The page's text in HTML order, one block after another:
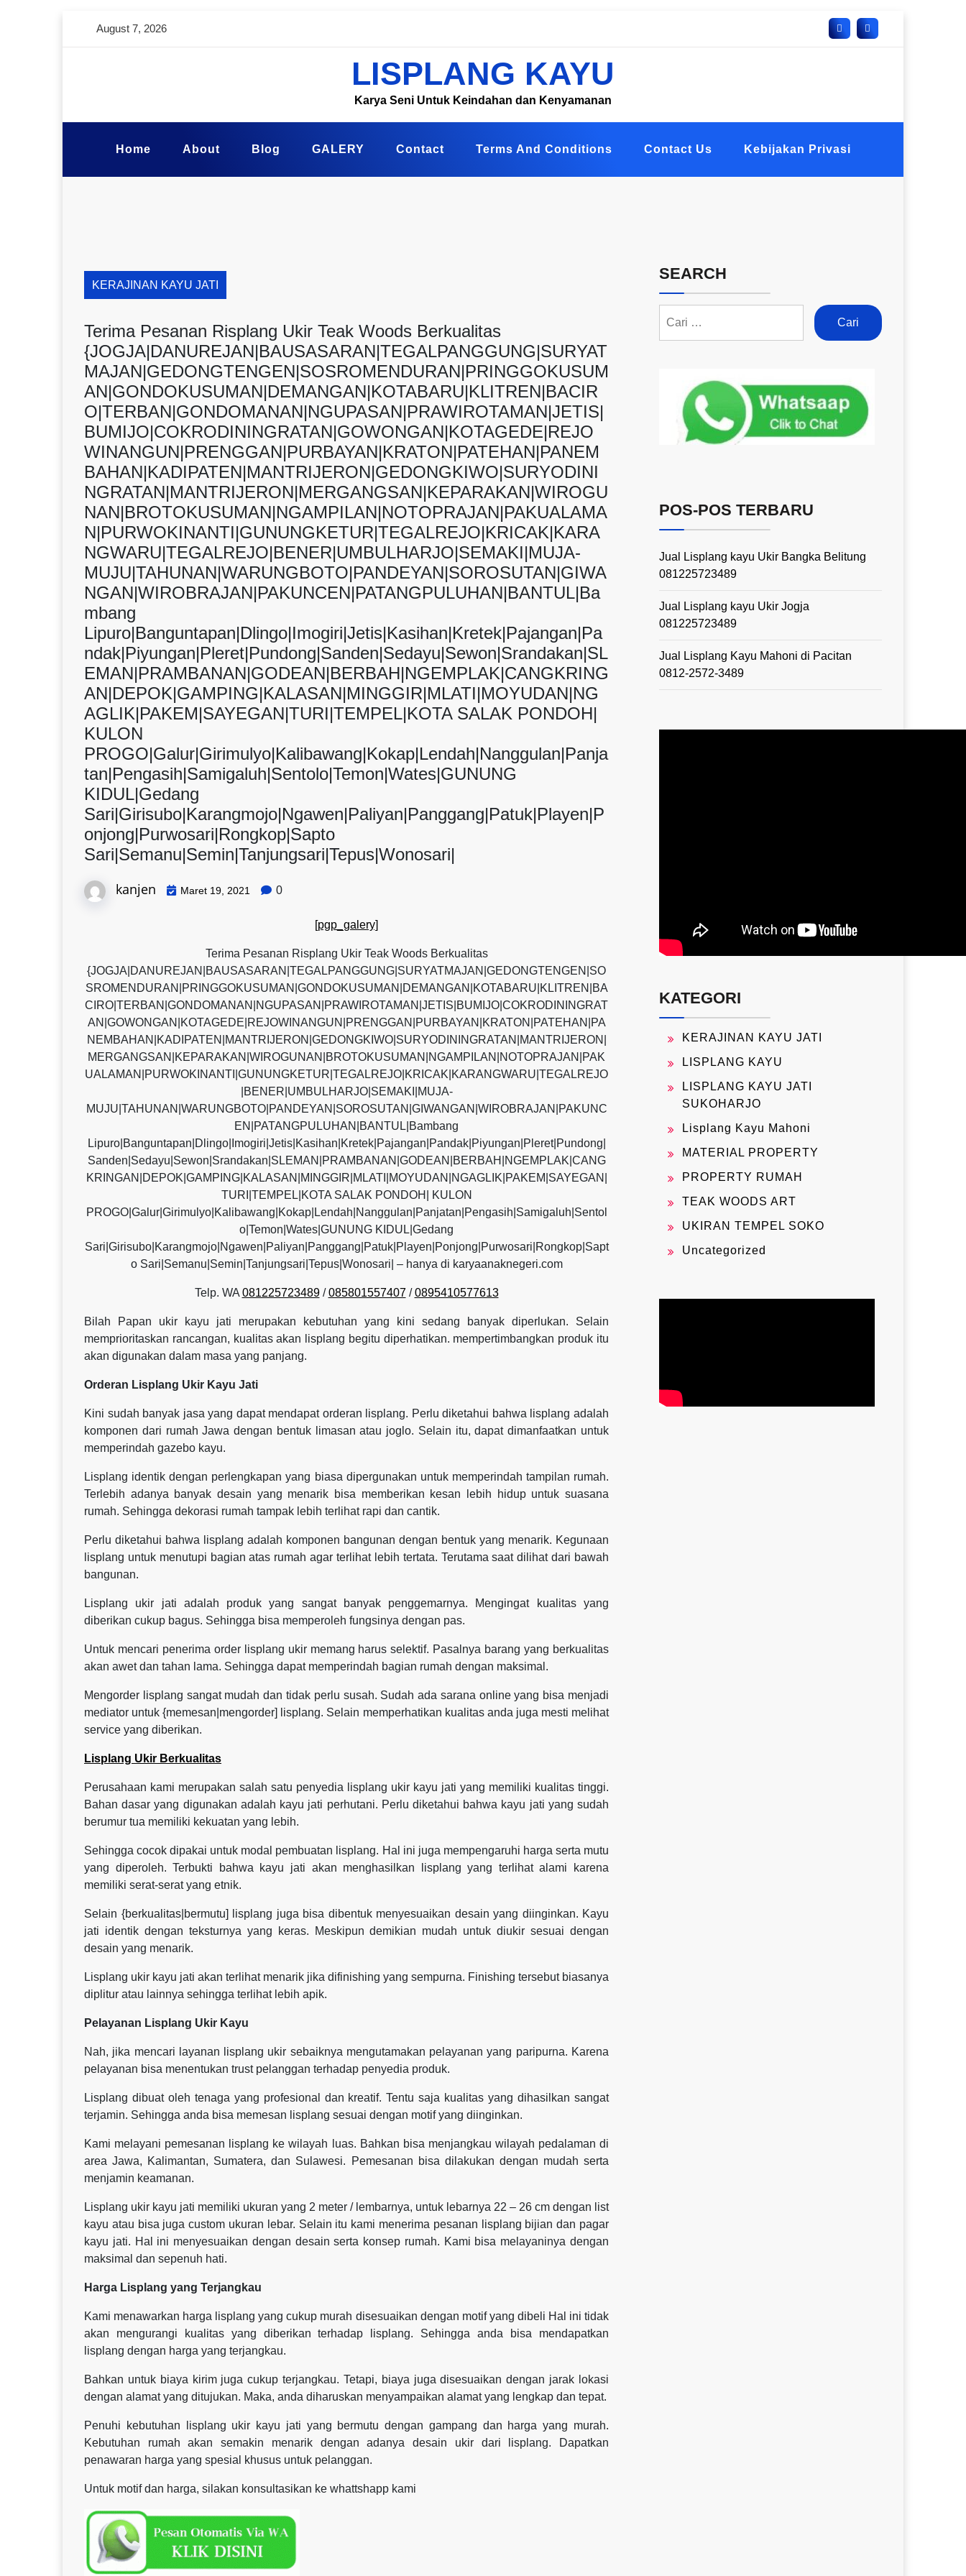
August 7, 2026
LISPLANG KAYU
Karya Seni Untuk Keindahan dan Kenyamanan
Home About Blog GALERY Contact Terms And Conditions Contact Us Kebijakan Privasi
KERAJINAN KAYU JATI
Terima Pesanan Risplang Ukir Teak Woods Berkualitas
{JOGJA|DANUREJAN|BAUSASARAN|TEGALPANGGUNG|SURYAT
MAJAN|GEDONGTENGEN|SOSROMENDURAN|PRINGGOKUSUM
AN|GONDOKUSUMAN|DEMANGAN|KOTABARU|KLITREN|BACIR
O|TERBAN|GONDOMANAN|NGUPASAN|PRAWIROTAMAN|JETIS|
BUMIJO|COKRODININGRATAN|GOWONGAN|KOTAGEDE|REJO
WINANGUN|PRENGGAN|PURBAYAN|KRATON|PATEHAN|PANEM
BAHAN|KADIPATEN|MANTRIJERON|GEDONGKIWO|SURYODINI
NGRATAN|MANTRIJERON|MERGANGSAN|KEPARAKAN|WIROGU
NAN|BROTOKUSUMAN|NGAMPILAN|NOTOPRAJAN|PAKUALAMA
N|PURWOKINANTI|GUNUNGKETUR|TEGALREJO|KRICAK|KARA
NGWARU|TEGALREJO|BENER|UMBULHARJO|SEMAKI|MUJA-
MUJU|TAHUNAN|WARUNGBOTO|PANDEYAN|SOROSUTAN|GIWA
NGAN|WIROBRAJAN|PAKUNCEN|PATANGPULUHAN|BANTUL|Ba
mbang
Lipuro|Banguntapan|Dlingo|Imogiri|Jetis|Kasihan|Kretek|Pajangan|Pa
ndak|Piyungan|Pleret|Pundong|Sanden|Sedayu|Sewon|Srandakan|SL
EMAN|PRAMBANAN|GODEAN|BERBAH|NGEMPLAK|CANGKRING
AN|DEPOK|GAMPING|KALASAN|MINGGIR|MLATI|MOYUDAN|NG
AGLIK|PAKEM|SAYEGAN|TURI|TEMPEL|KOTA SALAK PONDOH|
KULON
PROGO|Galur|Girimulyo|Kalibawang|Kokap|Lendah|Nanggulan|Panja
tan|Pengasih|Samigaluh|Sentolo|Temon|Wates|GUNUNG
KIDUL|Gedang
Sari|Girisubo|Karangmojo|Ngawen|Paliyan|Panggang|Patuk|Playen|P
onjong|Purwosari|Rongkop|Sapto
Sari|Semanu|Semin|Tanjungsari|Tepus|Wonosari|
kanjen Maret 19, 2021 0
[pgp_galery]
Terima Pesanan Risplang Ukir Teak Woods Berkualitas
{JOGJA|DANUREJAN|BAUSASARAN|TEGALPANGGUNG|SURYATMAJAN|GEDONGTENGEN|SO
SROMENDURAN|PRINGGOKUSUMAN|GONDOKUSUMAN|DEMANGAN|KOTABARU|KLITREN|BA
CIRO|TERBAN|GONDOMANAN|NGUPASAN|PRAWIROTAMAN|JETIS|BUMIJO|COKRODININGRAT
AN|GOWONGAN|KOTAGEDE|REJOWINANGUN|PRENGGAN|PURBAYAN|KRATON|PATEHAN|PA
NEMBAHAN|KADIPATEN|MANTRIJERON|GEDONGKIWO|SURYODININGRATAN|MANTRIJERON|
MERGANGSAN|KEPARAKAN|WIROGUNAN|BROTOKUSUMAN|NGAMPILAN|NOTOPRAJAN|PAK
UALAMAN|PURWOKINANTI|GUNUNGKETUR|TEGALREJO|KRICAK|KARANGWARU|TEGALREJO
|BENER|UMBULHARJO|SEMAKI|MUJA-
MUJU|TAHUNAN|WARUNGBOTO|PANDEYAN|SOROSUTAN|GIWANGAN|WIROBRAJAN|PAKUNC
EN|PATANGPULUHAN|BANTUL|Bambang
Lipuro|Banguntapan|Dlingo|Imogiri|Jetis|Kasihan|Kretek|Pajangan|Pandak|Piyungan|Pleret|Pundong|
Sanden|Sedayu|Sewon|Srandakan|SLEMAN|PRAMBANAN|GODEAN|BERBAH|NGEMPLAK|CANG
KRINGAN|DEPOK|GAMPING|KALASAN|MINGGIR|MLATI|MOYUDAN|NGAGLIK|PAKEM|SAYEGAN|
TURI|TEMPEL|KOTA SALAK PONDOH| KULON
PROGO|Galur|Girimulyo|Kalibawang|Kokap|Lendah|Nanggulan|Panjatan|Pengasih|Samigaluh|Sentol
o|Temon|Wates|GUNUNG KIDUL|Gedang
Sari|Girisubo|Karangmojo|Ngawen|Paliyan|Panggang|Patuk|Playen|Ponjong|Purwosari|Rongkop|Sapt
o Sari|Semanu|Semin|Tanjungsari|Tepus|Wonosari| – hanya di karyaanaknegeri.com
Telp. WA 081225723489/085801557407/0895410577613
Bilah Papan ukir kayu jati merupakan kebutuhan yang kini sedang banyak diperlukan. Selain
memprioritaskan rancangan, kualitas akan lisplang begitu diperhatikan. mempertimbangkan produk itu
akan digunakan dalam masa yang panjang.
Orderan Lisplang Ukir Kayu Jati
Kini sudah banyak jasa yang dapat mendapat orderan lisplang. Perlu diketahui bahwa lisplang adalah
komponen dari rumah Jawa dengan bentuk limasan atau joglo. Selain itu, dapat dimanfaatkan untuk
memperindah gazebo kayu.
Lisplang identik dengan perlengkapan yang biasa dipergunakan untuk memperindah tampilan rumah.
Terlebih adanya banyak desain yang menarik bisa memberikan kesan lebih hidup untuk suasana
rumah. Sehingga dekorasi rumah tampak lebih terlihat rapi dan cantik.
Perlu diketahui bahwa lisplang adalah komponen bangunan dengan bentuk yang menarik. Kegunaan
lisplang untuk menutupi bagian atas rumah agar terlihat lebih tertata. Terutama saat dilihat dari bawah
bangunan.
Lisplang ukir jati adalah produk yang sangat banyak penggemarnya. Mengingat kualitas yang
diberikan cukup bagus. Sehingga bisa memperoleh fungsinya dengan pas.
Untuk mencari penerima order lisplang ukir memang harus selektif. Pasalnya barang yang berkualitas
akan awet dan tahan lama. Sehingga dapat memperindah bagian rumah dengan maksimal.
Mengorder lisplang sangat mudah dan tidak perlu susah. Sudah ada sarana online yang bisa menjadi
mediator untuk {memesan|mengorder] lisplang. Selain memperhatikan kualitas anda juga mesti melihat
service yang diberikan.
Lisplang Ukir Berkualitas
Perusahaan kami merupakan salah satu penyedia lisplang ukir kayu jati yang memiliki kualitas tinggi.
Bahan dasar yang digunakan adalah kayu jati perhutani. Perlu diketahui bahwa kayu jati yang sudah
berumur tua memiliki kekuatan yang lebih.
Sehingga cocok dipakai untuk modal pembuatan lisplang. Hal ini juga mempengaruhi harga serta mutu
yang diperoleh. Terbukti bahwa kayu jati akan menghasilkan lisplang yang terlihat alami karena
memiliki serat-serat yang etnik.
Selain {berkualitas|bermutu] lisplang juga bisa dibentuk menyesuaikan desain yang diinginkan. Kayu
jati identik dengan teksturnya yang keras. Meskipun demikian mudah untuk diukir sesuai dengan
desain yang menarik.
Lisplang ukir kayu jati akan terlihat menarik jika difinishing yang sempurna. Finishing tersebut biasanya
diplitur atau lainnya sehingga terlihat lebih apik.
Pelayanan Lisplang Ukir Kayu
Nah, jika mencari layanan lisplang ukir sebaiknya mengutamakan pelayanan yang paripurna. Karena
pelayanan bisa menentukan trust pelanggan terhadap penyedia produk.
Lisplang dibuat oleh tenaga yang profesional dan kreatif. Tentu saja kualitas yang dihasilkan sangat
terjamin. Sehingga anda bisa memesan lisplang sesuai dengan motif yang diinginkan.
Kami melayani pemesanan lisplang ke wilayah luas. Bahkan bisa menjangkau wilayah pedalaman di
area Jawa, Kalimantan, Sumatera, dan Sulawesi. Pemesanan bisa dilakukan dengan mudah serta
menjamin keamanan.
Lisplang ukir kayu jati memiliki ukuran yang 2 meter / lembarnya, untuk lebarnya 22 – 26 cm dengan list
kayu atau bisa juga custom ukuran lebar. Selain itu kami menerima pesanan lisplang bijian dan pagar
kayu jati. Hal ini menyesuaikan dengan desain serta konsep rumah. Kami bisa melayaninya dengan
maksimal dan sepenuh hati.
Harga Lisplang yang Terjangkau
Kami menawarkan harga lisplang yang cukup murah disesuaikan dengan motif yang dibeli Hal ini tidak
akan mengurangi kualitas yang diberikan terhadap lisplang. Sehingga anda bisa mendapatkan
lisplang dengan harga yang terjangkau.
Bahkan untuk biaya kirim juga cukup terjangkau. Tetapi, biaya juga disesuaikan dengan jarak lokasi
dengan alamat yang ditujukan. Maka, anda diharuskan menyampaikan alamat yang lengkap dan tepat.
Penuhi kebutuhan lisplang ukir kayu jati yang bermutu dengan gampang dan harga yang murah.
Kebutuhan rumah akan semakin menarik dengan adanya desain ukir dari lisplang. Dapatkan
penawaran harga yang spesial khusus untuk pelanggan.
Untuk motif dan harga, silakan konsultasikan ke whattshapp kami
SEARCH
POS-POS TERBARU
Jual Lisplang kayu Ukir Bangka Belitung
081225723489
Jual Lisplang kayu Ukir Jogja
081225723489
Jual Lisplang Kayu Mahoni di Pacitan
0812-2572-3489
KATEGORI
KERAJINAN KAYU JATI
LISPLANG KAYU
LISPLANG KAYU JATI
SUKOHARJO
Lisplang Kayu Mahoni
MATERIAL PROPERTY
PROPERTY RUMAH
TEAK WOODS ART
UKIRAN TEMPEL SOKO
Uncategorized